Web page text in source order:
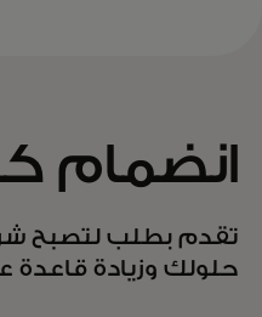
انضمام
تقدم بطلب لتصبح
حلولك وزيادة قاعدة